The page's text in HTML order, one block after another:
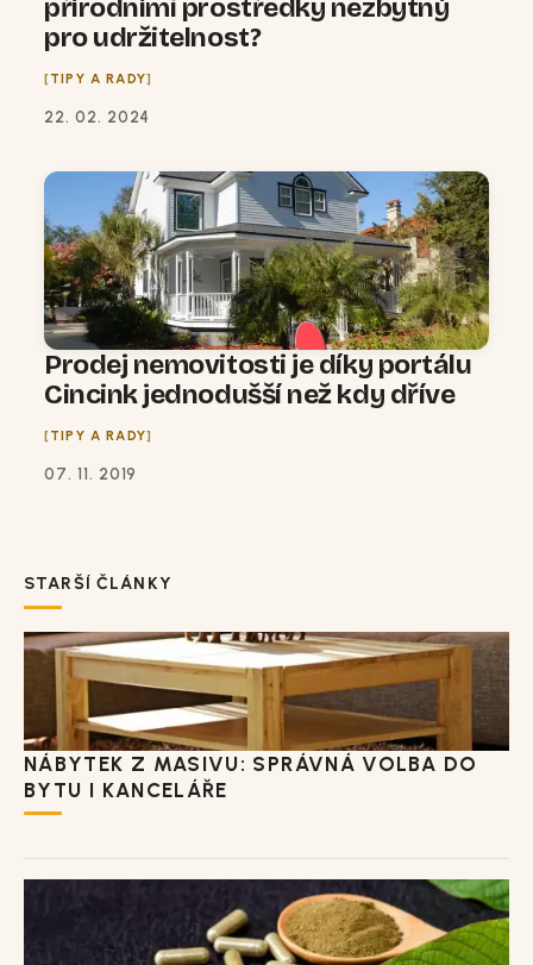
přírodními prostředky nezbytný
pro udržitelnost?
TIPY A RADY
22. 02. 2024
Prodej nemovitosti je díky portálu
Cincink jednodušší než kdy dříve
TIPY A RADY
07. 11. 2019
STARŠÍ ČLÁNKY
NÁBYTEK Z MASIVU: SPRÁVNÁ VOLBA DO
BYTU I KANCELÁŘE